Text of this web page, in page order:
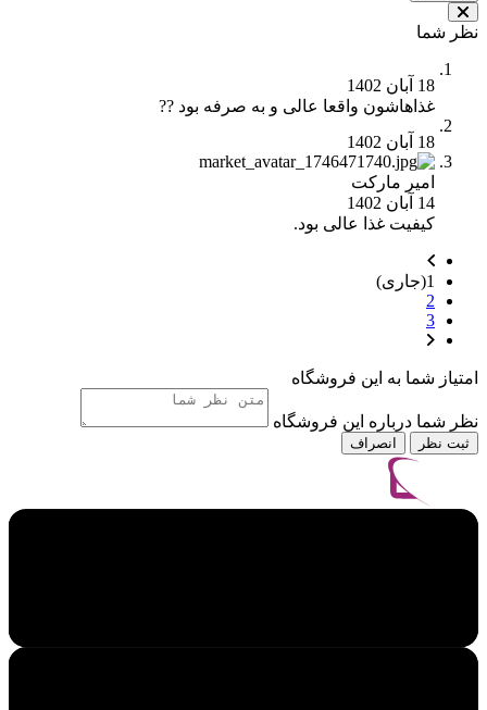
نظر شما
18 آبان 1402
غذاهاشون واقعا عالی و به صرفه بود ??
18 آبان 1402
امیر مارکت
14 آبان 1402
کیفیت غذا عالی بود.
1(جاری)
2
3
امتیاز شما به این فروشگاه
نظر شما درباره این فروشگاه
ثبت نظر انصراف